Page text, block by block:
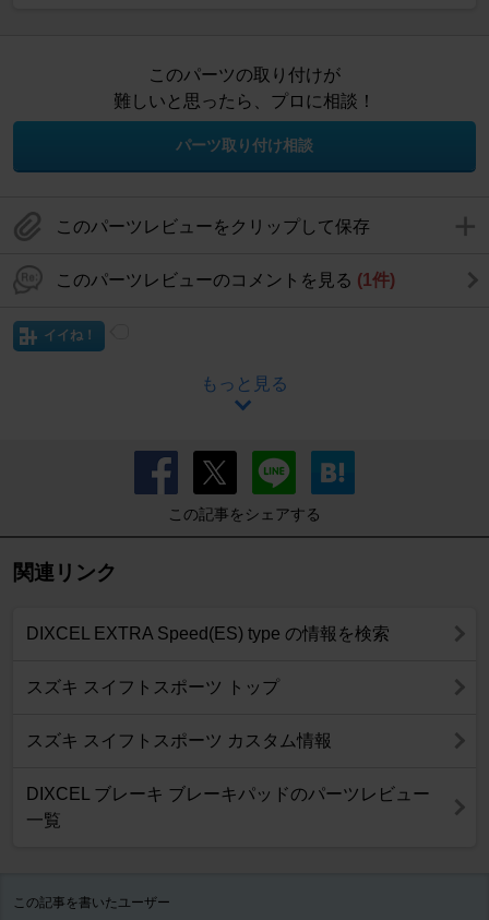
このパーツの取り付けが
難しいと思ったら、プロに相談！
パーツ取り付け相談
このパーツレビューをクリップして保存
このパーツレビューのコメントを見る (1件)
イイね！
もっと見る
この記事をシェアする
関連リンク
DIXCEL EXTRA Speed(ES) type の情報を検索
スズキ スイフトスポーツ トップ
スズキ スイフトスポーツ カスタム情報
DIXCEL ブレーキ ブレーキパッドのパーツレビュー
一覧
この記事を書いたユーザー